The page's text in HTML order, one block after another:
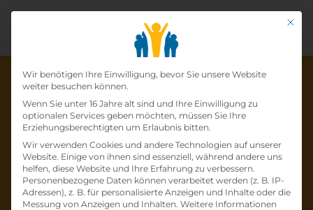
Die Lehrstelle wurde schon
besetzt!
Die LehrstelleLehre zum:zur
Einzelhandelskaufmann:Einzelhandelskauffr
Mit
Datenschutz-
Wir benötigen Ihre Einwilligung, bevor Sie unsere Website
weiter besuchen können.
Wenn Sie unter 16 Jahre alt sind und Ihre Einwilligung zu
optionalen Services geben möchten, müssen Sie Ihre
Erziehungsberechtigten um Erlaubnis bitten.
Wir verwenden Cookies und andere Technologien auf unserer
Website. Einige von ihnen sind essenziell, während andere uns
helfen, diese Website und Ihre Erfahrung zu verbessern.
Personenbezogene Daten können verarbeitet werden (z. B. IP-
Adressen), z. B. für personalisierte Anzeigen und Inhalte oder die
Messung von Anzeigen und Inhalten. Weitere Informationen